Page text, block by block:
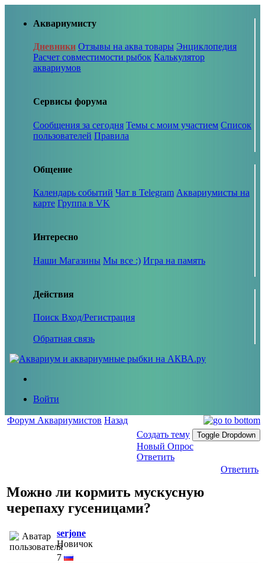
Аквариумисту
Дневники Отзывы на аква товары Энциклопедия
Расчет совместимости рыбок Калькулятор
аквариумов
Сервисы форума
Сообщения за сегодня Темы с моим участием Список
пользователей Правила
Общение
Календарь событий Чат в Telegram Аквариумисты на
карте Группа в VK
Интересно
Наши Магазины Мы все :) Игра на память
Действия
Поиск Вход/Регистрация
Обратная связь
Войти
Форум Аквариумистов Назад
Создать тему
Toggle Dropdown
Новый Опрос
Ответить
Ответить
Можно ли кормить мускусную
черепаху гусеницами?
serjone
Новичок
7